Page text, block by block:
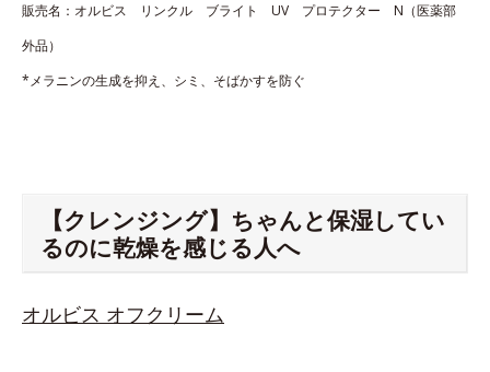
販売名：オルビス リンクル ブライト UV プロテクター N（医薬部
外品）
*メラニンの生成を抑え、シミ、そばかすを防ぐ
【クレンジング】ちゃんと保湿してい
るのに乾燥を感じる人へ
オルビス オフクリーム